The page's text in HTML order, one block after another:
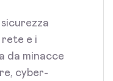
e i
da minacce
cyber-